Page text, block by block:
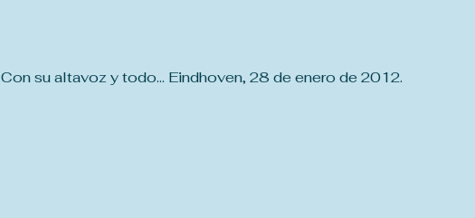
Con su altavoz y todo... Eindhoven, 28 de enero de 2012.